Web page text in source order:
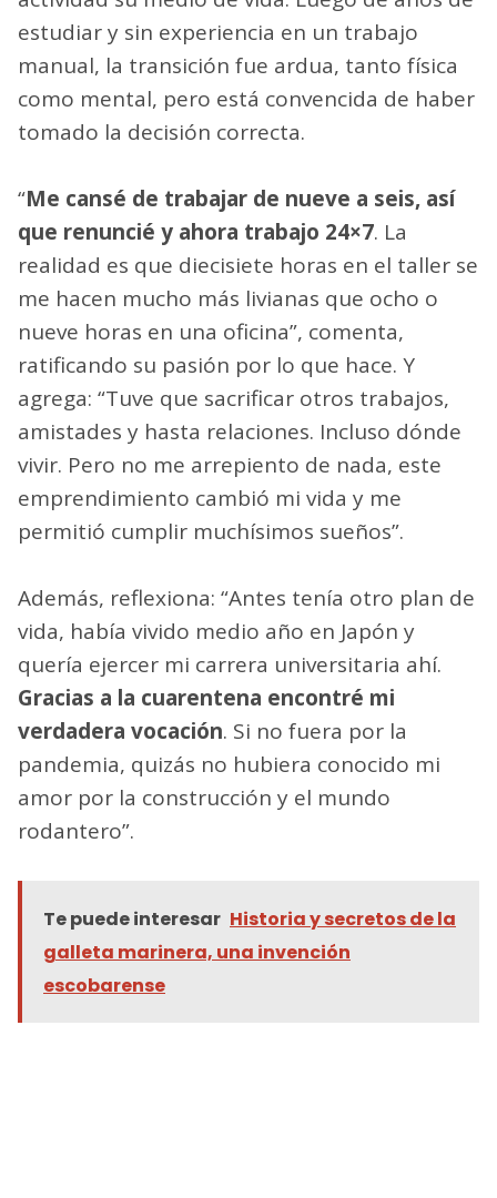
Finalmente, no demoró más su deseo y volvió
actividad su medio de vida. Luego de años de
estudiar y sin experiencia en un trabajo
manual, la transición fue ardua, tanto física
como mental, pero está convencida de haber
tomado la decisión correcta.
“Me cansé de trabajar de nueve a seis, así
que renuncié y ahora trabajo 24×7. La
realidad es que diecisiete horas en el taller se
me hacen mucho más livianas que ocho o
nueve horas en una oficina”, comenta,
agrega: “Tuve que sacrificar otros trabajos,
amistades y hasta relaciones. Incluso dónde
vivir. Pero no me arrepiento de nada, este
emprendimiento cambió mi vida y me
permitió cumplir muchísimos sueños”.
Además, reflexiona: “Antes tenía otro plan de
vida, había vivido medio año en Japón y
verdadera vocación . Si no fuera por la
pandemia, quizás no hubiera conocido mi
amor por la construcción y el mundo